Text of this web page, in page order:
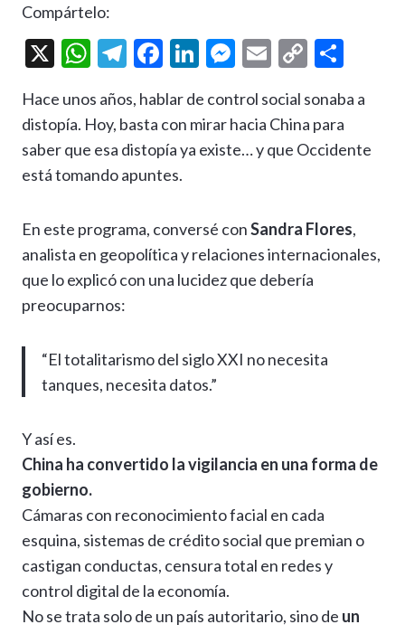
Compártelo:
X
W
at
s
A
p
T
e
gr
a
F
e
b
o
k
Li
ke
dI
M
se
n
E
ai
l
C
p
y
k
m
p
r
Hace unos años, hablar de control social sonaba a
distopía. Hoy, basta con mirar hacia China para
saber que esa distopía ya existe… y que Occidente
está tomando apuntes.
En este programa, conversé conSandra Flores,
analista en geopolítica y relaciones internacionales,
que lo explicó con una lucidez que debería
preocuparnos:
“El totalitarismo del siglo XXI no necesita
tanques, necesita datos.”
Y así es.
China ha convertido la vigilancia en una forma de
gobierno.
Cámaras con reconocimiento facial en cada
esquina, sistemas de crédito social que premian o
castigan conductas, censura total en redes y
control digital de la economía.
No se trata solo de un país autoritario, sino de un